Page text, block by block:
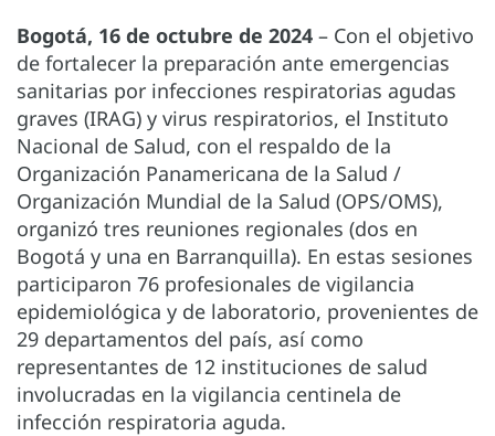
Bogotá, 16 de octubre de 2024 – Con el objetivo
de fortalecer la preparación ante emergencias
sanitarias por infecciones respiratorias agudas
graves (IRAG) y virus respiratorios, el Instituto
Nacional de Salud, con el respaldo de la
Organización Panamericana de la Salud /
Organización Mundial de la Salud (OPS/OMS),
organizó tres reuniones regionales (dos en
Bogotá y una en Barranquilla). En estas sesiones
participaron 76 profesionales de vigilancia
epidemiológica y de laboratorio, provenientes de
29 departamentos del país, así como
representantes de 12 instituciones de salud
involucradas en la vigilancia centinela de
infección respiratoria aguda.